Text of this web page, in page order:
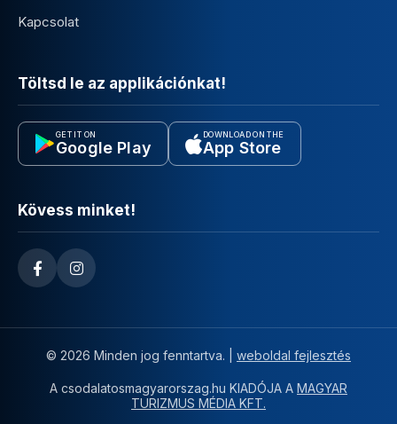
Kapcsolat
Töltsd le az applikációnkat!
GET IT ON
Google Play
DOWNLOAD ON THE
App Store
Kövess minket!
© 2026 Minden jog fenntartva. | weboldal fejlesztés
A csodalatosmagyarorszag.hu KIADÓJA A MAGYAR
TURIZMUS MÉDIA KFT.